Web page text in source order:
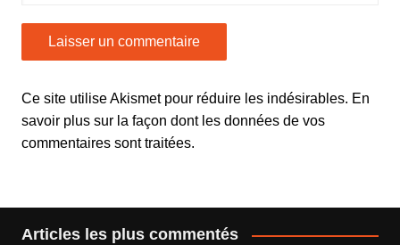
Ce site utilise Akismet pour réduire les indésirables. En
savoir plus sur la façon dont les données de vos
commentaires sont traitées.
Articles les plus commentés